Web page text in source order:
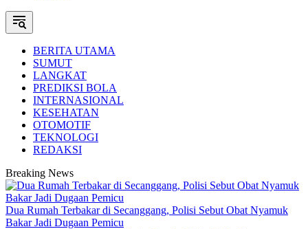
BERITA UTAMA
SUMUT
LANGKAT
PREDIKSI BOLA
INTERNASIONAL
KESEHATAN
OTOMOTIF
TEKNOLOGI
REDAKSI
Breaking News
Dua Rumah Terbakar di Secanggang, Polisi Sebut Obat Nyamuk
Bakar Jadi Dugaan Pemicu